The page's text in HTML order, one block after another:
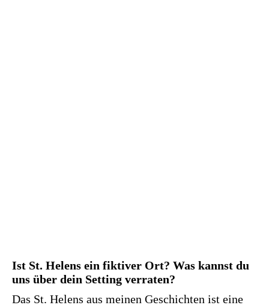
Ist St. Helens ein fiktiver Ort? Was kannst du
uns über dein Setting verraten?
Das St. Helens aus meinen Geschichten ist eine